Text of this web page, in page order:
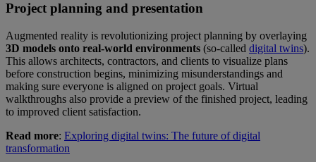
Project planning and presentation
Augmented reality is revolutionizing project planning by overlaying
3D models onto real-world environments (so-called digital twins).
This allows architects, contractors, and clients to visualize plans
before construction begins, minimizing misunderstandings and
making sure everyone is aligned on project goals. Virtual
walkthroughs also provide a preview of the finished project, leading
to improved client satisfaction.
Read more: Exploring digital twins: The future of digital
transformation